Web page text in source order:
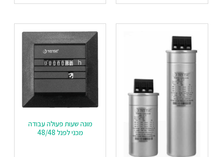
מונה שעות פעולה עבודה
מכני לפנל 48/48